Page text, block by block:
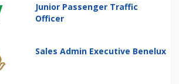
Junior Passenger Traffic
Officer
Sales Admin Executive Benelux